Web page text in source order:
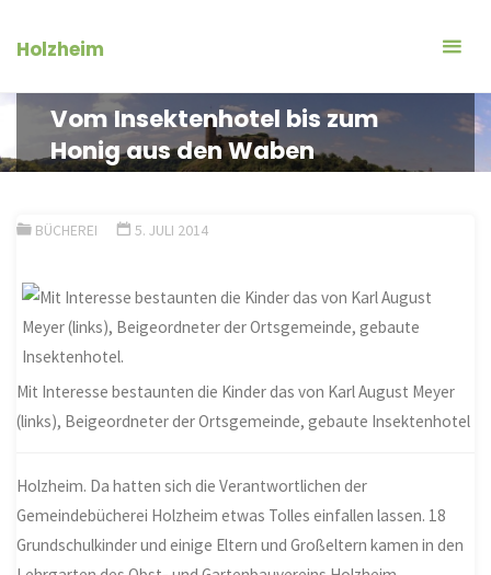
InhaltHolzheim
Vom Insektenhotel bis zum
Honig aus den Waben
BÜCHEREI 5. JULI 2014
Mit Interesse bestaunten die Kinder das von Karl August Meyer
(links), Beigeordneter der Ortsgemeinde, gebaute Insektenhotel
Holzheim. Da hatten sich die Verantwortlichen der
Gemeindebücherei Holzheim etwas Tolles einfallen lassen. 18
Grundschulkinder und einige Eltern und Großeltern kamen in den